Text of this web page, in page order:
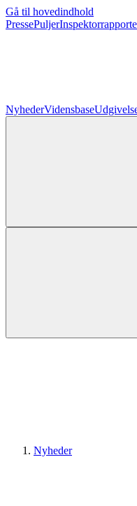
Gå til hovedindhold
PressePuljer
NyhederVidensbase
Nyheder